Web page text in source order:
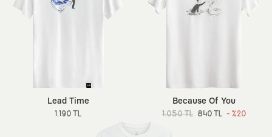
Lead Time
1.190 TL
Because Of You
1.050 TL 840 TL - %20